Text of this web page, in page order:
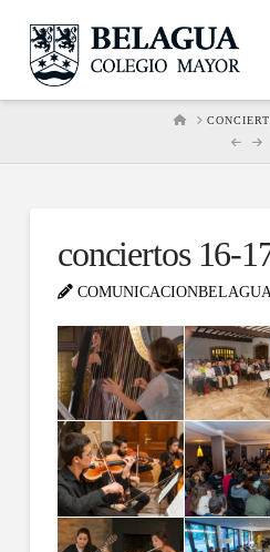
HOME
conciertos 16-
COMUNICACIONBELAGUA